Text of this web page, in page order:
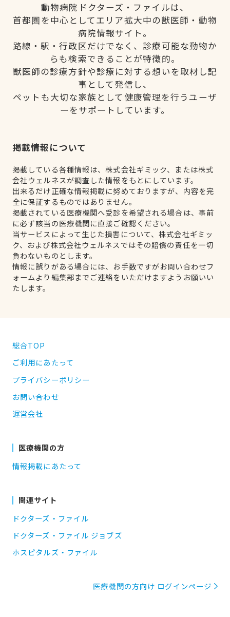
動物病院ドクターズ・ファイルは、
首都圏を中心としてエリア拡大中の獣医師・動物
病院情報サイト。
路線・駅・行政区だけでなく、診療可能な動物か
らも検索できることが特徴的。
獣医師の診療方針や診療に対する想いを取材し記
事として発信し、
ペットも大切な家族として健康管理を行うユーザ
ーをサポートしています。
掲載情報について
掲載している各種情報は、株式会社ギミック、または株式
会社ウェルネスが調査した情報をもとにしています。
出来るだけ正確な情報掲載に努めておりますが、内容を完
全に保証するものではありません。
掲載されている医療機関へ受診を希望される場合は、事前
に必ず該当の医療機関に直接ご確認ください。
当サービスによって生じた損害について、株式会社ギミッ
ク、および株式会社ウェルネスではその賠償の責任を一切
負わないものとします。
情報に誤りがある場合には、お手数ですがお問い合わせフ
ォームより編集部までご連絡をいただけますようお願いい
たします。
総合TOP
ご利用にあたって
プライバシーポリシー
お問い合わせ
運営会社
医療機関の方
情報掲載にあたって
関連サイト
ドクターズ・ファイル
ドクターズ・ファイル ジョブズ
ホスピタルズ・ファイル
医療機関の方向け ログインページ